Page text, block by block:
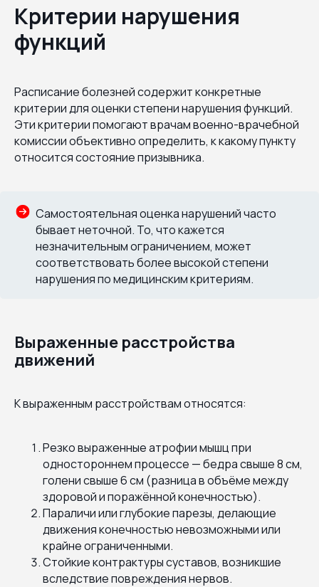
Критерии нарушения
функций
Расписание болезней содержит конкретные
критерии для оценки степени нарушения функций.
Эти критерии помогают врачам военно-врачебной
комиссии объективно определить, к какому пункту
относится состояние призывника.
Cамостоятельная оценка нарушений часто
бывает неточной. То, что кажется
незначительным ограничением, может
соответствовать более высокой степени
нарушения по медицинским критериям.
Выраженные расстройства
движений
К выраженным расстройствам относятся:
Резко выраженные атрофии мышц при
одностороннем процессе — бедра свыше 8 см,
голени свыше 6 см (разница в объёме между
здоровой и поражённой конечностью).
Параличи или глубокие парезы, делающие
движения конечностью невозможными или
крайне ограниченными.
Стойкие контрактуры суставов, возникшие
вследствие повреждения нервов.